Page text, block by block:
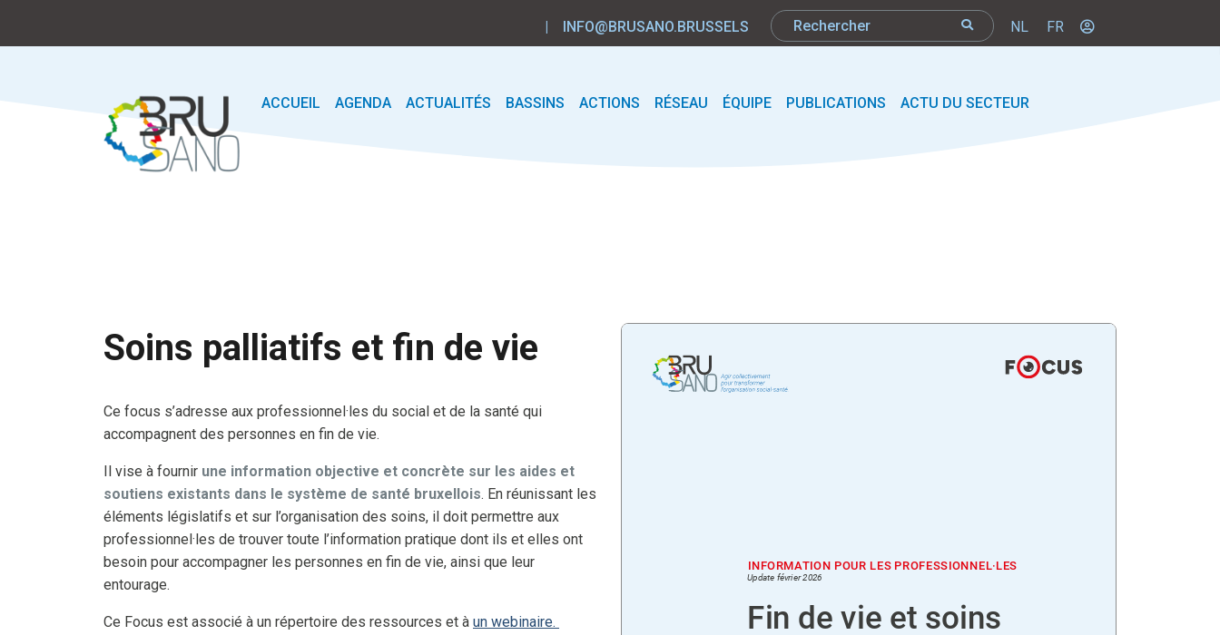
| INFO@BRUSANO.BRUSSELS NL FR
ACCUEIL AGENDA ACTUALITÉS BASSINS ACTIONS RÉSEAU ÉQUIPE PUBLICATIONS ACTU DU SECTEUR
Soins palliatifs et fin de vie
Ce focus s’adresse aux professionnel·les du social et de la santé qui
accompagnent des personnes en fin de vie.
Il vise à fournir une information objective et concrète sur les aides et
soutiens existants dans le système de santé bruxellois. En réunissant les
éléments législatifs et sur l’organisation des soins, il doit permettre aux
professionnel·les de trouver toute l’information pratique dont ils et elles ont
besoin pour accompagner les personnes en fin de vie, ainsi que leur
entourage.
Ce Focus est associé à un répertoire des ressources et à un webinaire.